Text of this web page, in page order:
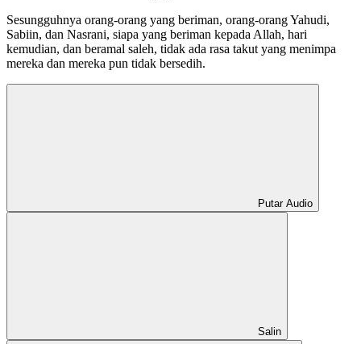
Sesungguhnya orang-orang yang beriman, orang-orang Yahudi,
Sabiin, dan Nasrani, siapa yang beriman kepada Allah, hari
kemudian, dan beramal saleh, tidak ada rasa takut yang menimpa
mereka dan mereka pun tidak bersedih.
Putar Audio
Salin